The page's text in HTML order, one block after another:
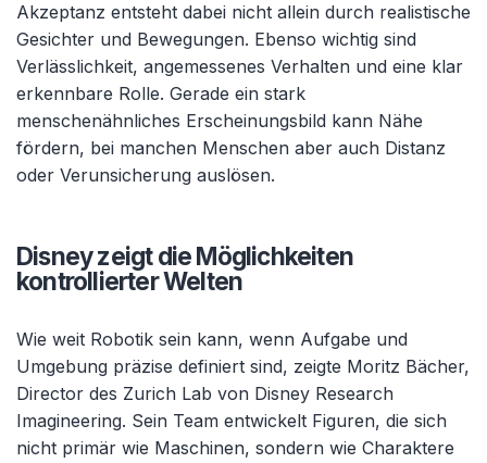
Akzeptanz entsteht dabei nicht allein durch realistische
Gesichter und Bewegungen. Ebenso wichtig sind
Verlässlichkeit, angemessenes Verhalten und eine klar
erkennbare Rolle. Gerade ein stark
menschenähnliches Erscheinungsbild kann Nähe
fördern, bei manchen Menschen aber auch Distanz
oder Verunsicherung auslösen.
Disney zeigt die Möglichkeiten
kontrollierter Welten
Wie weit Robotik sein kann, wenn Aufgabe und
Umgebung präzise definiert sind, zeigte Moritz Bächer,
Director des Zurich Lab von Disney Research
Imagineering. Sein Team entwickelt Figuren, die sich
nicht primär wie Maschinen, sondern wie Charaktere